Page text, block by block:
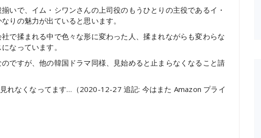
いで、イム・シワンさんの上司役のもうひとりの主役であるイ・
りの魅力が出ていると思います。
で揉まれる中で色々な形に変わった人、揉まれながらも変わらな
なっています。
ですが、他の韓国ドラマ同様、見始めると止まらなくなること請
れなくなってます…（2020-12-27 追記: 今はまた Amazon プライ